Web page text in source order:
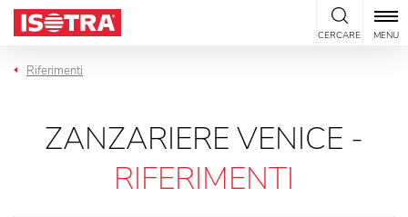
Vai al contenuto
CERCARE MENU
Riferimenti
ZANZARIERE VENICE -
RIFERIMENTI